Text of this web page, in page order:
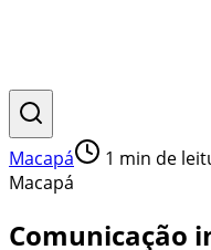
Macapá 1 min de
Macapá
Comunicação